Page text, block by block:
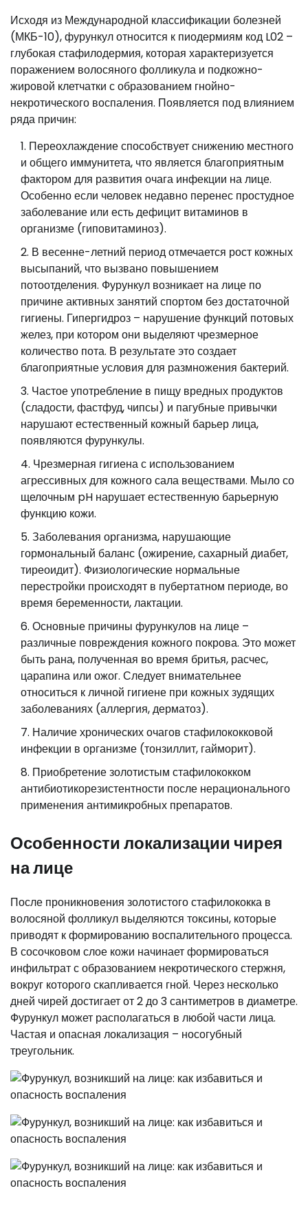
Исходя из Международной классификации болезней
(МКБ-10), фурункул относится к пиодермиям код L02 –
глубокая стафилодермия, которая характеризуется
поражением волосяного фолликула и подкожно-
жировой клетчатки с образованием гнойно-
некротического воспаления. Появляется под влиянием
ряда причин:
Переохлаждение способствует снижению местного
и общего иммунитета, что является благоприятным
фактором для развития очага инфекции на лице.
Особенно если человек недавно перенес простудное
заболевание или есть дефицит витаминов в
организме (гиповитаминоз).
В весенне-летний период отмечается рост кожных
высыпаний, что вызвано повышением
потоотделения. Фурункул возникает на лице по
причине активных занятий спортом без достаточной
гигиены. Гипергидроз – нарушение функций потовых
желез, при котором они выделяют чрезмерное
количество пота. В результате это создает
благоприятные условия для размножения бактерий.
Частое употребление в пищу вредных продуктов
(сладости, фастфуд, чипсы) и пагубные привычки
нарушают естественный кожный барьер лица,
появляются фурункулы.
Чрезмерная гигиена с использованием
агрессивных для кожного сала веществами. Мыло со
щелочным pH нарушает естественную барьерную
функцию кожи.
Заболевания организма, нарушающие
гормональный баланс (ожирение, сахарный диабет,
тиреоидит). Физиологические нормальные
перестройки происходят в пубертатном периоде, во
время беременности, лактации.
Основные причины фурункулов на лице –
различные повреждения кожного покрова. Это может
быть рана, полученная во время бритья, расчес,
царапина или ожог. Следует внимательнее
относиться к личной гигиене при кожных зудящих
заболеваниях (аллергия, дерматоз).
Наличие хронических очагов стафилококковой
инфекции в организме (тонзиллит, гайморит).
Приобретение золотистым стафилококком
антибиотикорезистентности после нерационального
применения антимикробных препаратов.
Особенности локализации чирея
на лице
После проникновения золотистого стафилококка в
волосяной фолликул выделяются токсины, которые
приводят к формированию воспалительного процесса.
В сосочковом слое кожи начинает формироваться
инфильтрат с образованием некротического стержня,
вокруг которого скапливается гной. Через несколько
дней чирей достигает от 2 до 3 сантиметров в диаметре.
Фурункул может располагаться в любой части лица.
Частая и опасная локализация – носогубный
треугольник.